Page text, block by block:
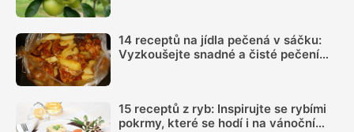
14 receptů na jídla pečená v sáčku:
Vyzkoušejte snadné a čisté pečení
15 receptů z ryb: Inspirujte se rybími
pokrmy, které se hodí i na vánoční